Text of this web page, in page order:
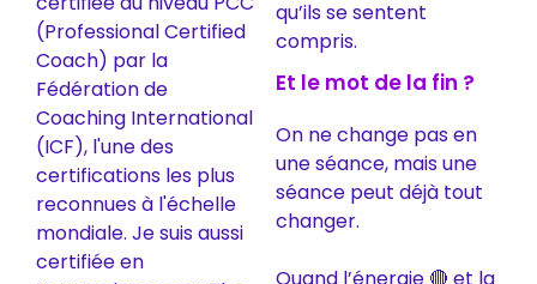
(Professional Certified
Coach) par la
Fédération de
Coaching International
(ICF), l'une des
certifications les plus
reconnues à l'échelle
mondiale. Je suis aussi
certifiée en
qu’ils se sentent
compris.
Et le mot de la fin ?
On ne change pas en
une séance, mais une
séance peut déjà tout
changer.